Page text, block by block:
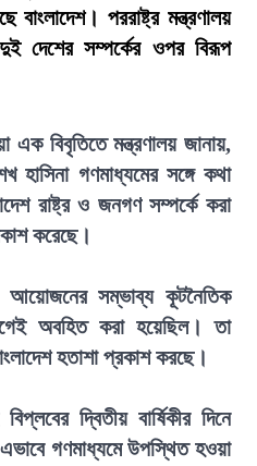
বাংলাদেশ। পররাষ্ট্র মন্ত্রণালয়
দেশের সম্পর্কের ওপর বিরূপ
বিবৃতিতে মন্ত্রণালয় জানায়,
হাসিনা গণমাধ্যমের সঙ্গে কথা
রাষ্ট্র ও জনগণ সম্পর্কে করা
করেছে।
আয়োজনের সম্ভাব্য কূটনৈতিক
অবহিত করা হয়েছিল। তা
হতাশা প্রকাশ করছে।
দ্বিতীয় বার্ষিকীর দিনে
গণমাধ্যমে উপস্থিত হওয়া